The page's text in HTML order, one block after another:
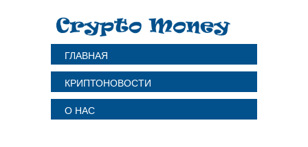
ГЛАВНАЯ
КРИПТОНОВОСТИ
О НАС